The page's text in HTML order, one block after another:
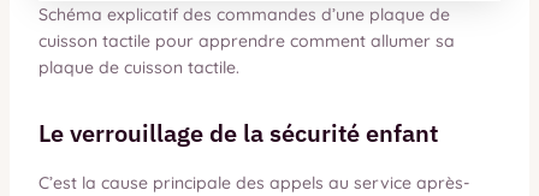
Schéma explicatif des commandes d’une plaque de
cuisson tactile pour apprendre comment allumer sa
plaque de cuisson tactile.
Le verrouillage de la sécurité enfant
C’est la cause principale des appels au service après-